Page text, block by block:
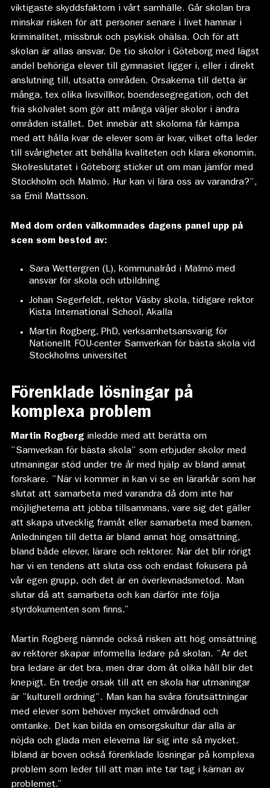
viktigaste skyddsfaktorn i vårt samhälle. Går skolan bra
minskar risken för att personer senare i livet hamnar i
kriminalitet, missbruk och psykisk ohälsa. Och för att
skolan är allas ansvar. De tio skolor i Göteborg med lägst
andel behöriga elever till gymnasiet ligger i, eller i direkt
anslutning till, utsatta områden. Orsakerna till detta är
många, tex olika livsvillkor, boendesegregation, och det
fria skolvalet som gör att många väljer skolor i andra
områden istället. Det innebär att skolorna får kämpa
med att hålla kvar de elever som är kvar, vilket ofta leder
till svårigheter att behålla kvaliteten och klara ekonomin.
Skolreslutatet i Göteborg sticker ut om man jämför med
Stockholm och Malmö. Hur kan vi lära oss av varandra?”,
sa Emil Mattsson.
Med dom orden välkomnades dagens panel upp på
scen som bestod av:
Sara Wettergren (L), kommunalråd i Malmö med
ansvar för skola och utbildning
Johan Segerfeldt, rektor Väsby skola, tidigare rektor
Kista International School, Akalla
Martin Rogberg, PhD, verksamhetsansvarig för
Nationellt FOU-center Samverkan för bästa skola vid
Stockholms universitet
Förenklade lösningar på
komplexa problem
Martin Rogberginledde med att berätta om
”Samverkan för bästa skola” som erbjuder skolor med
utmaningar stöd under tre år med hjälp av bland annat
forskare. ”När vi kommer in kan vi se en lärarkår som har
slutat att samarbeta med varandra då dom inte har
möjligheterna att jobba tillsammans, vare sig det gäller
att skapa utvecklig framåt eller samarbeta med barnen.
Anledningen till detta är bland annat hög omsättning,
bland både elever, lärare och rektorer. När det blir rörigt
har vi en tendens att sluta oss och endast fokusera på
vår egen grupp, och det är en överlevnadsmetod. Man
slutar då att samarbeta och kan därför inte följa
styrdokumenten som finns.”
Martin Rogberg nämnde också risken att hög omsättning
av rektorer skapar informella ledare på skolan. ”Är det
bra ledare är det bra, men drar dom åt olika håll blir det
knepigt. En tredje orsak till att en skola har utmaningar
är ”kulturell ordning”. Man kan ha svåra förutsättningar
med elever som behöver mycket omvårdnad och
omtanke. Det kan bilda en omsorgskultur där alla är
nöjda och glada men eleverna lär sig inte så mycket.
Ibland är boven också förenklade lösningar på komplexa
problem som leder till att man inte tar tag i kärnan av
problemet.”